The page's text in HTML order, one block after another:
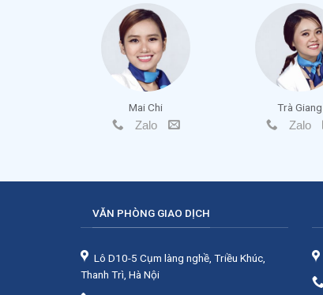
Mai Chi
Zalo
Trà Giang
Zalo
VĂN PHÒNG GIAO DỊCH
Lô D10-5 Cụm làng nghề, Triều Khúc,
Thanh Trì, Hà Nội